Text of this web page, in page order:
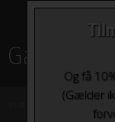
Og få
(Gælder